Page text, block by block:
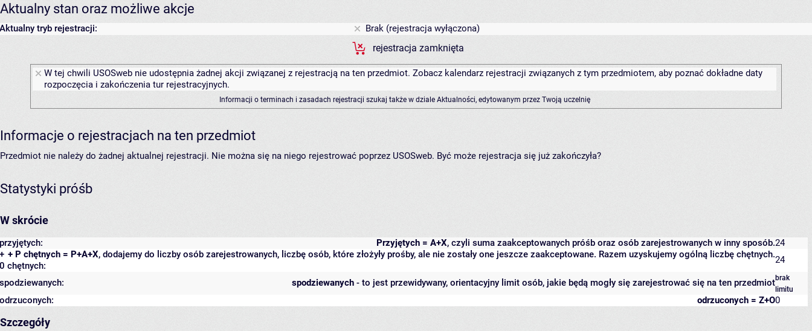
Aktualny stan oraz możliwe akcje
Aktualny tryb rejestracji:
Brak (rejestracja wyłączona)
rejestracja zamknięta
W tej chwili USOSweb nie udostępnia żadnej akcji związanej z rejestracją na ten przedmiot. Zobacz kalendarz rejestracji związanych z tym przedmiotem, aby poznać dokładne daty
rozpoczęcia i zakończenia tur rejestracyjnych.
Informacji o terminach i zasadach rejestracji szukaj także w dziale Aktualności, edytowanym przez Twoją uczelnię
Informacje o rejestracjach na ten przedmiot
Przedmiot nie należy do żadnej aktualnej rejestracji. Nie można się na niego rejestrować poprzez USOSweb. Być może rejestracja się już zakończyła?
Statystyki próśb
W skrócie
Przyjętych = A+X, czyli suma zaakceptowanych próśb oraz osób zarejestrowanych w inny sposób.
przyjętych:
24
+ P chętnych = P+A+X, dodajemy do liczby osób zarejestrowanych, liczbę osób, które złożyły prośby, ale nie zostały one jeszcze zaakceptowane. Razem uzyskujemy ogólną liczbę chętnych.
+
0 chętnych:
24
spodziewanych - to jest przewidywany, orientacyjny limit osób, jakie będą mogły się zarejestrować się na ten przedmiot
spodziewanych:
brak
limitu
odrzuconych = Z+O
odrzuconych: 0
Szczegóły